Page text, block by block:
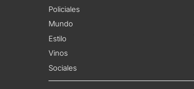
Policiales
Mundo
Estilo
Vinos
Sociales